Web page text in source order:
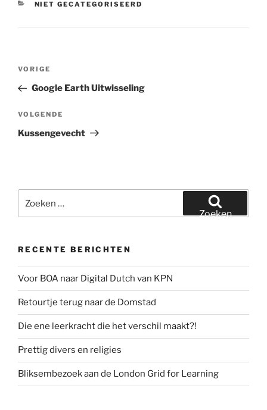
CATEGORIEËN
NIET GECATEGORISEERD
Bericht
Vorig
bericht
VORIGE
Google Earth Uitwisseling
Volgend
bericht
VOLGENDE
Kussengevecht
naar:
Zoeken
RECENTE BERICHTEN
Voor BOA naar Digital Dutch van KPN
Retourtje terug naar de Domstad
Die ene leerkracht die het verschil maakt?!
Prettig divers en religies
Bliksembezoek aan de London Grid for Learning